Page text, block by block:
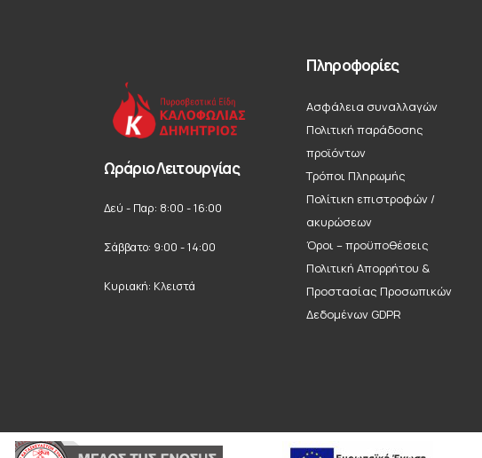
Ωράριο Λειτουργίας
Δεύ - Παρ: 8:00 - 16:00
Σάββατο: 9:00 - 14:00
Κυριακή: Κλειστά
Πληροφορίες
Ασφάλεια συναλλαγών
Πολιτική παράδοσης
προϊόντων
Τρόποι Πληρωμής
Πολίτικη επιστροφών /
ακυρώσεων
Όροι – προϋποθέσεις
Πολιτική Απορρήτου &
Προστασίας Προσωπικών
Δεδομένων GDPR